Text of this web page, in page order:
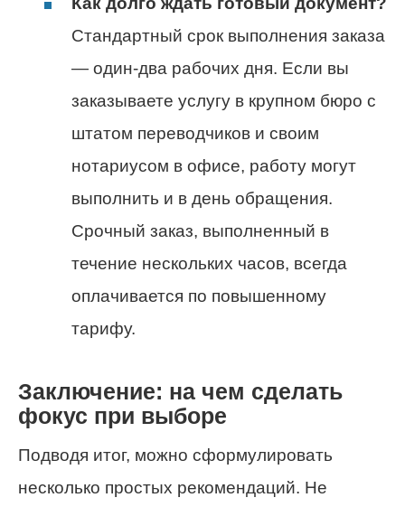
Стандартный срок выполнения заказа
— один-два рабочих дня. Если вы
заказываете услугу в крупном бюро с
штатом переводчиков и своим
нотариусом в офисе, работу могут
выполнить и в день обращения.
Срочный заказ, выполненный в
течение нескольких часов, всегда
оплачивается по повышенному
тарифу.
Заключение: на чем сделать
фокус при выборе
Подводя итог, можно сформулировать
несколько простых рекомендаций. Не